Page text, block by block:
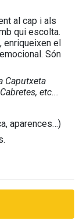
al cap i als
qui escolta.
enriqueixen el
Són
Caputxeta
etc...
aparences…)